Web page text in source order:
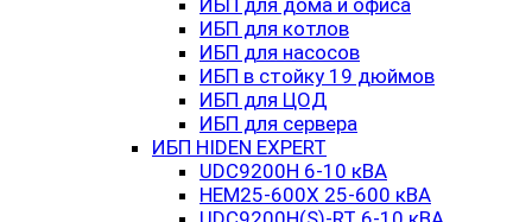
ИБП для дома и офиса
ИБП для котлов
ИБП для насосов
ИБП в стойку 19 дюймов
ИБП для ЦОД
ИБП для сервера
ИБП HIDEN EXPERT
UDC9200H 6-10 кВА
HEM25-600X 25-600 кВА